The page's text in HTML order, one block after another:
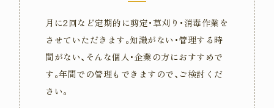
月に2回など定期的に剪定･草刈り･消毒作業を
させていただきます｡知識がない･管理する時
間がない､そんな個人･企業の方におすすめで
す｡年間での管理もできますので､ご検討くだ
さい｡